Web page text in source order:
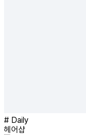
# Daily
헤어샵